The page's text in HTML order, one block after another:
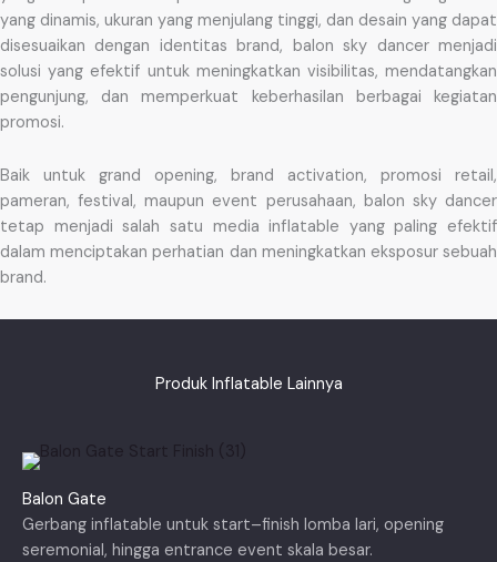
yang dinamis, ukuran yang menjulang tinggi, dan desain yang dapat
disesuaikan dengan identitas brand, balon sky dancer menjadi
solusi yang efektif untuk meningkatkan visibilitas, mendatangkan
pengunjung, dan memperkuat keberhasilan berbagai kegiatan
promosi.
Baik untuk grand opening, brand activation, promosi retail,
pameran, festival, maupun event perusahaan, balon sky dancer
tetap menjadi salah satu media inflatable yang paling efektif
dalam menciptakan perhatian dan meningkatkan eksposur sebuah
brand.
Produk Inflatable Lainnya
Balon Gate
Gerbang inflatable untuk start–finish lomba lari, opening
seremonial, hingga entrance event skala besar.